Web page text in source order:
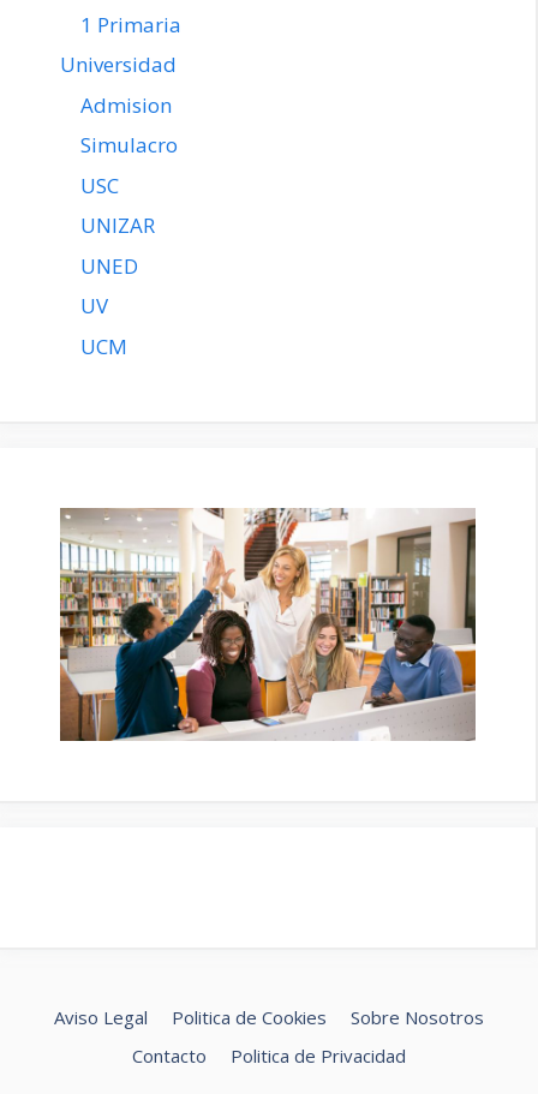
1 Primaria
Universidad
Admision
Simulacro
USC
UNIZAR
UNED
UV
UCM
Aviso Legal Politica de Cookies
Sobre Nosotros
Contacto
Politica de Privacidad